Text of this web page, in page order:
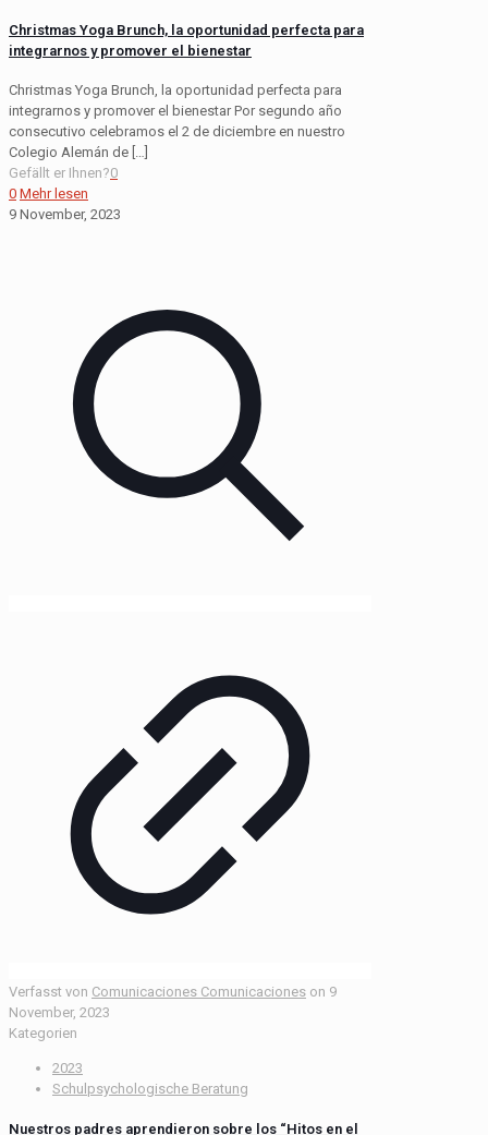
Christmas Yoga Brunch, la oportunidad perfecta para
integrarnos y promover el bienestar
Christmas Yoga Brunch, la oportunidad perfecta para
integrarnos y promover el bienestar Por segundo año
consecutivo celebramos el 2 de diciembre en nuestro
Colegio Alemán de […]
Gefällt er Ihnen?0
0 Mehr lesen
9 November, 2023
Verfasst von Comunicaciones Comunicaciones on 9
November, 2023
Kategorien
2023
Schulpsychologische Beratung
Nuestros padres aprendieron sobre los “Hitos en el